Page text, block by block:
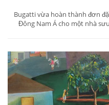
Bugatti vừa hoàn thành đơn
Đông Nam Á cho một nhà